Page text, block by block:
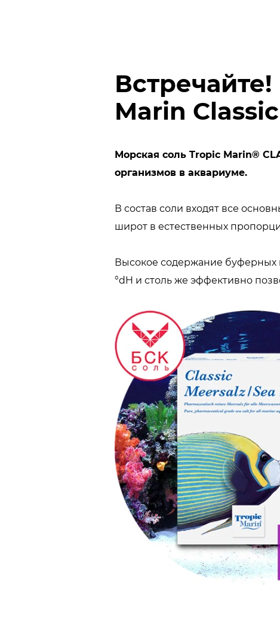
Marin
Морская соль Tropic Marin®
организмов в аквариуме.
В состав соли входят все
широт в естественных
Высокое содержание буферных
°dH и столь же эффективно